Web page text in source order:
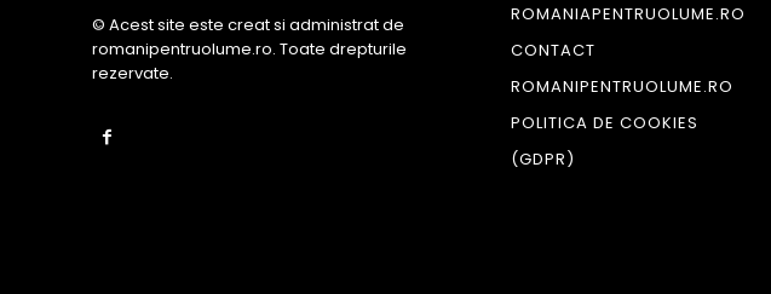
© Acest site este creat si administrat de
romanipentruolume.ro. Toate drepturile
rezervate.
ROMANIAPENTRUOLUME.RO
CONTACT
ROMANIPENTRUOLUME.RO
POLITICA DE COOKIES
(GDPR)